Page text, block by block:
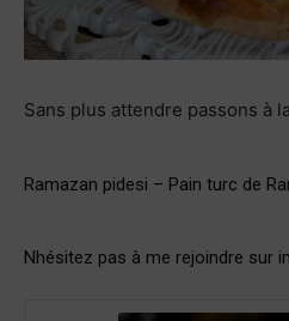
Sans plus attendre passons à
Ramazan pidesi – Pain turc de
Nhésitez pas à me rejoindre sur